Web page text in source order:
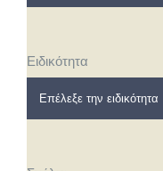
Ειδικότητα